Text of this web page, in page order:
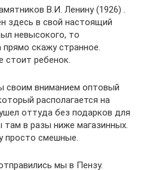
В.И. Ленину (1926) .
здесь в свой настоящий
невысокого, то
скажу странное.
стоит ребенок.
своим вниманием оптовый
располагается на
оттуда без подарков для
там в разы ниже магазинных.
просто смешные.
мы в Пензу.